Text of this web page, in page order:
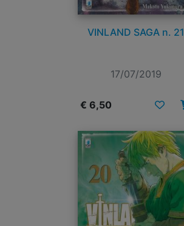
VINLAND SAGA n. 21
17/07/2019
€ 6,50